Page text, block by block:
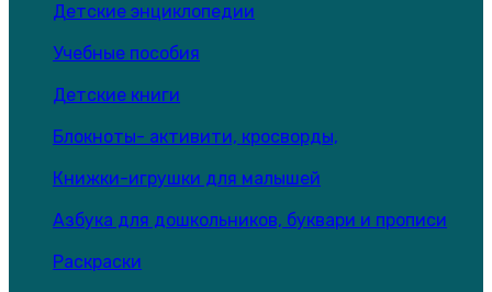
Детские энциклопедии
Учебные пособия
Детские книги
Блокноты- активити, кросворды,
Книжки-игрушки для малышей
Азбука для дошкольников, буквари и прописи
Раскраски